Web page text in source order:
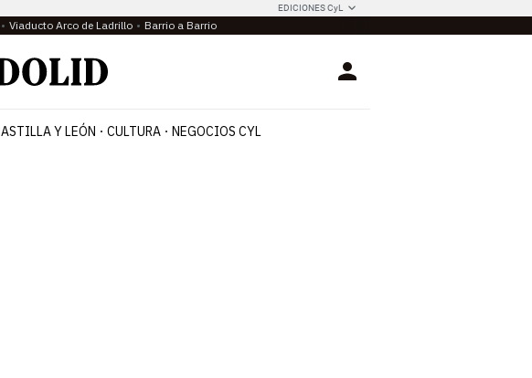
EDICIONES CyL
Viaducto Arco de Ladrillo Barrio a Barrio
Login
Y LEÓN CULTURA NEGOCIOS CYL